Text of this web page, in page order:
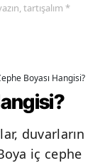
tartışalım *
Boyası Hangisi?
duvarların
iç cephe